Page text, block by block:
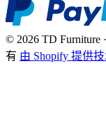
© 2026 TD Furniture
有 由 Shopify 提供